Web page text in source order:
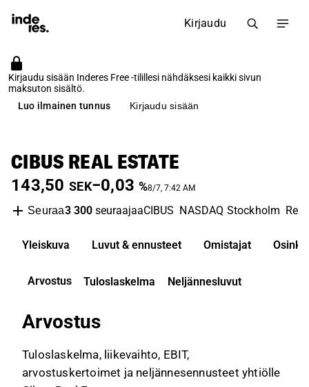
Kirjaudu
Kirjaudu sisään Inderes Free -tilillesi nähdäksesi kaikki sivun
maksuton sisältö.
Luo ilmainen tunnus
Kirjaudu sisään
CIBUS REAL ESTATE
143,50 SEK−0,03 %8/7, 7:42 AM
Seuraa3 300seuraajaaCIBUS NASDAQ Stockholm
Yleiskuva Luvut & ennusteet Omistajat Osinko
Arvostus Tuloslaskelma Neljännesluvut
Arvostus
Tuloslaskelma, liikevaihto, EBIT,
arvostuskertoimet ja neljännesennusteet yhtiölle